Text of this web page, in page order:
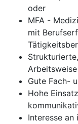
oder
MFA -
mit
Arbeitsweise
Gute Fach-
Hohe
Interesse